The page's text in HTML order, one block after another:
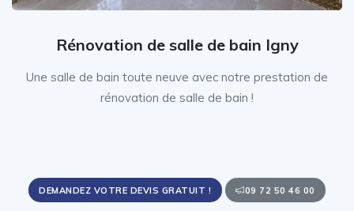
Rénovation de salle de bain Igny
Une salle de bain toute neuve avec notre prestation de
rénovation de salle de bain !
DEMANDEZ VOTRE DEVIS GRATUIT ! 09 72 50 46 00